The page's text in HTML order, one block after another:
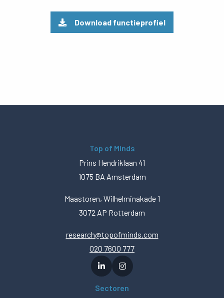
Download functieprofiel
Top of Minds
Prins Hendriklaan 41
1075 BA Amsterdam
Maastoren, Wilhelminakade 1
3072 AP Rotterdam
research@topofminds.com
020 7600 777
Sectoren